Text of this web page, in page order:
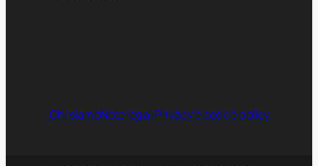
Chi siamoNote legaliPrivacy e cookie policy